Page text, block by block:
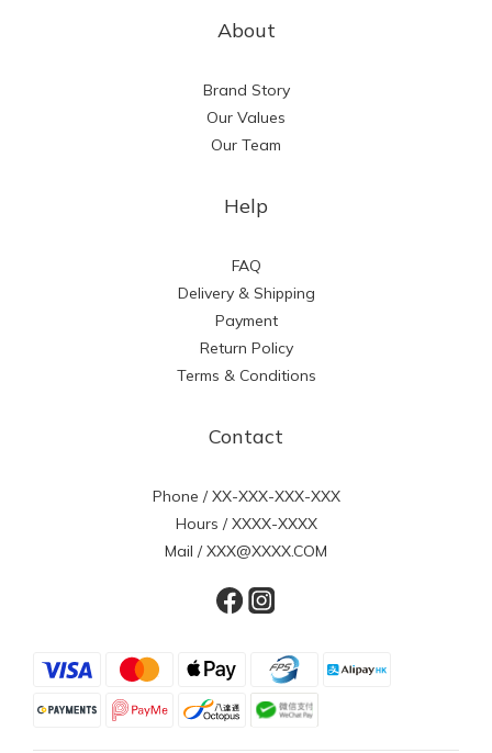
About
Brand Story
Our Values
Our Team
Help
FAQ
Delivery & Shipping
Payment
Return Policy
Terms & Conditions
Contact
Phone / XX-XXX-XXX-XXX
Hours / XXXX-XXXX
Mail / XXX@XXXX.COM